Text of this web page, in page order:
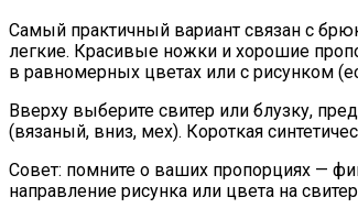
Самый практичный вариант связан с
легкие. Красивые ножки и хорошие
в равномерных цветах или с рисунком
Вверху выберите свитер или блузку,
(вязаный, вниз, мех). Короткая
Совет: помните о ваших пропорциях —
направление рисунка или цвета на